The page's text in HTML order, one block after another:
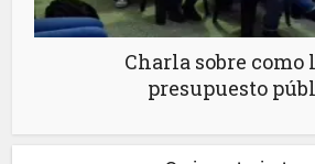
Charla sobre como
presupuesto